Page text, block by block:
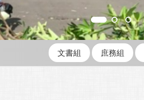
文書組 庶務組